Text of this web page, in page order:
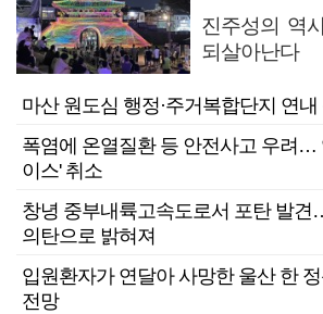
진주성의 역
되살아난다
마산 원도심 행정·주거복합단지 연
폭염에 온열질환 등 안전사고 우려…
이스' 취소
창녕 중부내륙고속도로서 포탄 발
의탄으로 밝혀져
입원환자가 연달아 사망한 울산 한
전망